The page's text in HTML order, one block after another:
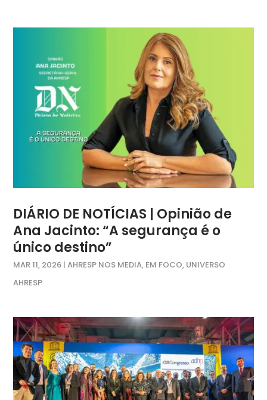
DIÁRIO DE NOTÍCIAS | Opinião de
Ana Jacinto: “A segurança é o
único destino”
MAR 11, 2026 |AHRESP NOS MEDIA, EM FOCO, UNIVERSO
AHRESP